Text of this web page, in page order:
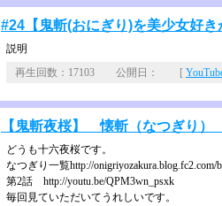
#24【鬼斬(おにぎり)を美少女好
説明
再生回数：17103 公開日： [
【鬼斬夜桜】 懐斬（なつぎり
どうも十六夜桜です。
なつぎり一覧http://onigriyozakura.blog.fc2.com/
第2話 http://youtu.be/QPM3wn_psxk
毎回見ていただいてうれしいです。